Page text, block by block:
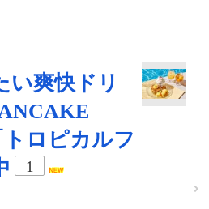
い爽快ドリ
ロピカルフ
1